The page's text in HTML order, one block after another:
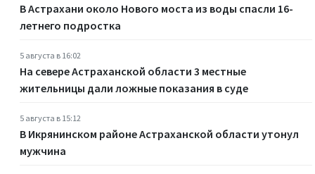
В Астрахани около Нового моста из воды спасли 16-
летнего подростка
5 августа в 16:02
На севере Астраханской области 3 местные
жительницы дали ложные показания в суде
5 августа в 15:12
В Икрянинском районе Астраханской области утонул
мужчина